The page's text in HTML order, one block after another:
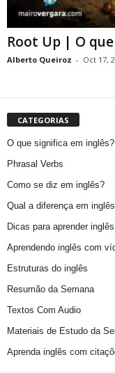
Root Up | O
Alberto Queiroz - Oct 17,
CATEGORIAS
O que significa em inglês?
Phrasal Verbs
Como se diz em inglês?
Qual a diferença em
Dicas para aprender inglês
Aprendendo inglês com
Estruturas do inglês
Resumão da Semana
Textos Com Audio
Materiais de Estudo da
Aprenda inglês com